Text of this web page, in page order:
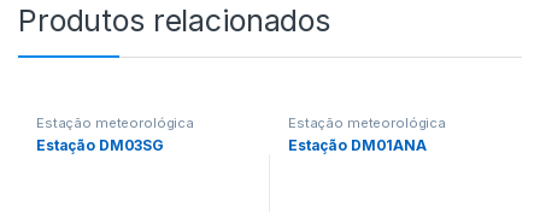
Produtos relacionados
Estação meteorológica
Estação DM03SG
Estação meteorológica
Estação DM01ANA